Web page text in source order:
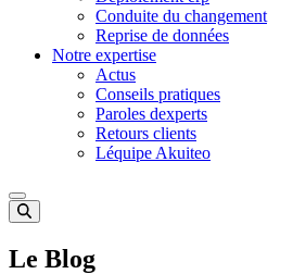
Conduite du changement
Reprise de données
Notre expertise
Actus
Conseils pratiques
Paroles dexperts
Retours clients
Léquipe Akuiteo
Le Blog